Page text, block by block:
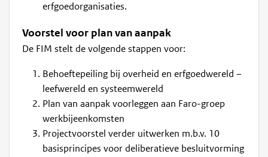
erfgoedorganisaties.
Voorstel voor plan van aanpak
De FIM stelt de volgende stappen voor:
Behoeftepeiling bij overheid en erfgoedwereld –
leefwereld en systeemwereld
Plan van aanpak voorleggen aan Faro-groep
werkbijeenkomsten
Projectvoorstel verder uitwerken m.b.v. 10
basisprincipes voor deliberatieve besluitvorming